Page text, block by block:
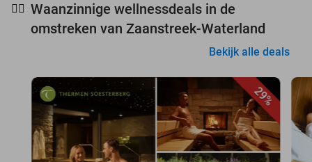
🧖‍♀️ Waanzinnige wellnessdeals in de
omstreken van Zaanstreek-Waterland
Bekijk alle deals
29%